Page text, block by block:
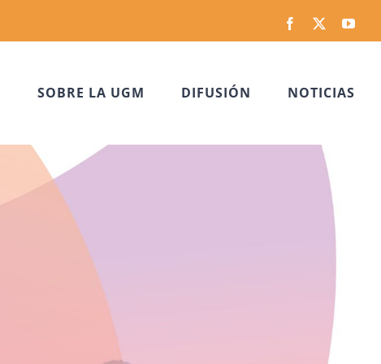
Facebook
Twitter
SOBRE LA UGM DIFUSIÓN NOTICIAS